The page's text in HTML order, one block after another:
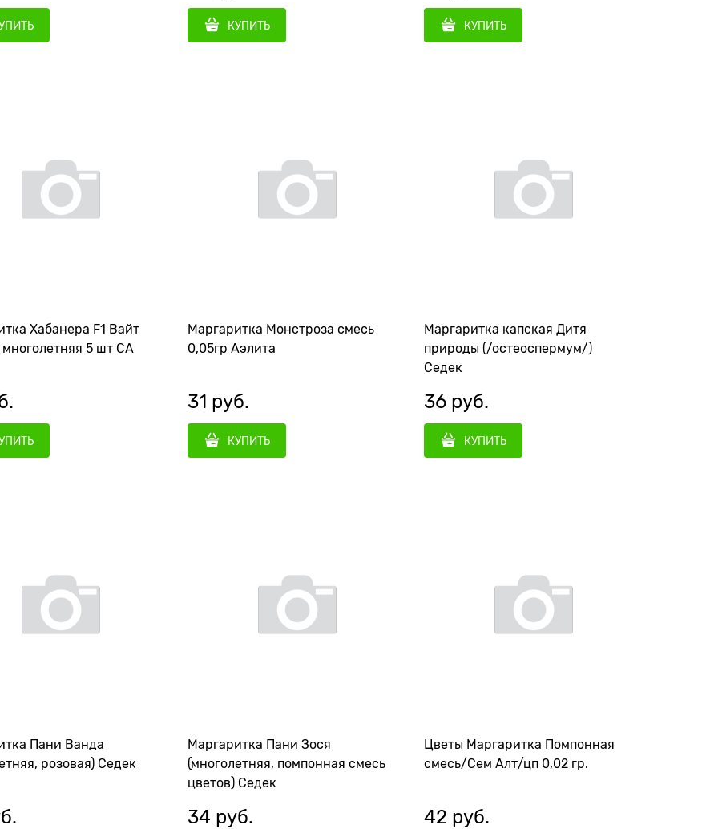
КУПИТЬ КУПИТЬ
Хабанера F1 Вайт
многолетняя 5 шт СА
Маргаритка Монстроза смесь
0,05гр Аэлита
31 руб.
КУПИТЬ
Маргаритка капская Дитя
природы (/остеоспермум/)
Седек
36 руб.
КУПИТЬ
Пани Ванда
розовая) Седек
Маргаритка Пани Зося
(многолетняя, помпонная смесь
цветов) Седек
34 руб.
Цветы Маргаритка Помпонная
смесь/Сем Алт/цп 0,02 гр.
42 руб.